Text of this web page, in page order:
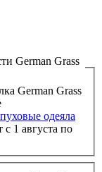
German Grass
пуховые одеяла
с 1 августа по